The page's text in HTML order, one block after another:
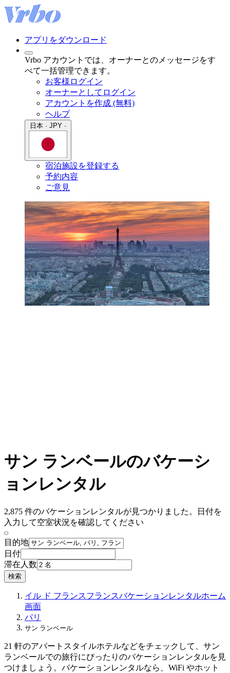
アプリをダウンロード
Vrbo アカウントでは、オーナーとのメッセージをす
べて一括管理できます。
お客様ログイン
オーナーとしてログイン
アカウントを作成 (無料)
ヘルプ
宿泊施設を登録する
予約内容
ご意見
サン ランベールのバケーシ
ョンレンタル
2,875 件のバケーションレンタルが見つかりました。日付を
入力して空室状況を確認してください
目的地
日付
滞在人数
検索
イル ド フランスフランスバケーションレンタルホーム
画面
パリ
サン ランベール
21 軒のアパートスタイルホテルなどをチェックして、サン
ランベールでの旅行にぴったりのバケーションレンタルを見
つけましょう。バケーションレンタルなら、WiFi やホット